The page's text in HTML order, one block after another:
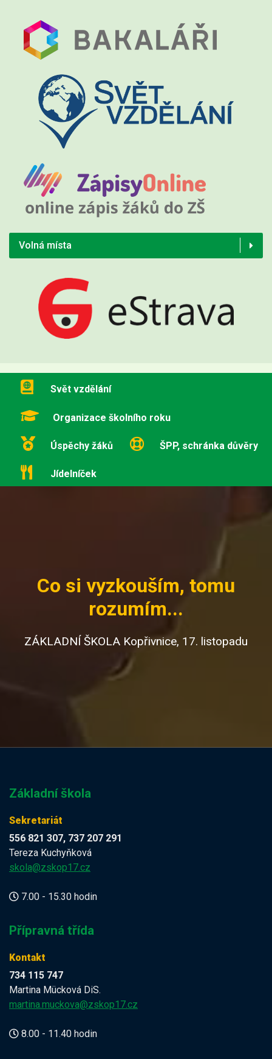
Volná místa
Svět vzdělání
Organizace školního roku
Úspěchy žáků ŠPP, schránka důvěry
Jídelníček
Co si vyzkouším, tomu
rozumím...
ZÁKLADNÍ ŠKOLA Kopřivnice, 17. listopadu
Základní škola
Sekretariát
556 821 307, 737 207 291
Tereza Kuchyňková
skola@zskop17.cz
7.00 - 15.30 hodin
Přípravná třída
Kontakt
734 115 747
Martina Mücková DiS.
martina.muckova@zskop17.cz
8.00 - 11.40 hodin